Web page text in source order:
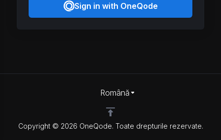
Sign in with OneQode
Copyright © 2026 OneQode. Toate drepturile rezervate.
Română